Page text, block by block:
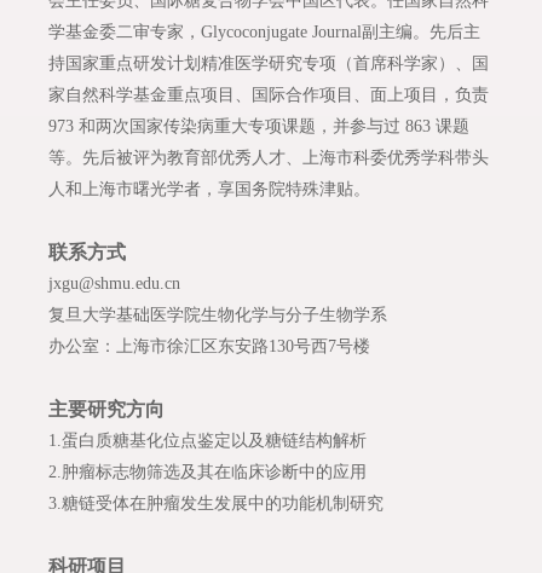
学基金委二审专家，Glycoconjugate Journal副主编。先后主
持国家重点研发计划精准医学研究专项（首席科学家）、国
家自然科学基金重点项目、国际合作项目、面上项目，负责
973 和两次国家传染病重大专项课题，并参与过 863 课题
等。先后被评为教育部优秀人才、上海市科委优秀学科带头
人和上海市曙光学者，享国务院特殊津贴。
联系方式
jxgu@shmu.edu.cn
复旦大学基础医学院生物化学与分子生物学系
办公室：上海市徐汇区东安路130号西7号楼
主要研究方向
1.蛋白质糖基化位点鉴定以及糖链结构解析
2.肿瘤标志物筛选及其在临床诊断中的应用
3.糖链受体在肿瘤发生发展中的功能机制研究
科研项目